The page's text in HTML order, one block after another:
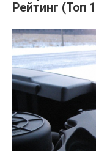
Рейтинг (Топ